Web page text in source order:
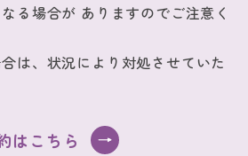
る場合が ありますのでご注意く
は、状況により対処させていた
はこちら